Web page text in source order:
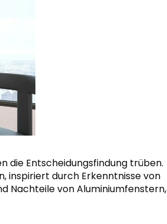
die Entscheidungsfindung trüben.
inspiriert durch Erkenntnisse von
Nachteile von Aluminiumfenstern,